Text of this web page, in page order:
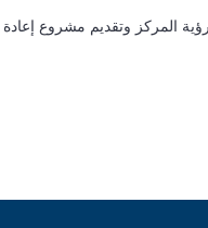
خُصّص لعرض رؤية المركز وتقديم مشروع إعادة